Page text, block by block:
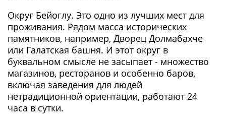
Округ Бейоглу. Это одно из лучших мест для
проживания. Рядом масса исторических
памятников, например, Дворец Долмабахче
или Галатская башня. И этот округ в
буквальном смысле не засыпает - множество
магазинов, ресторанов и особенно баров,
включая заведения для людей
нетрадиционной ориентации, работают 24
часа в сутки.